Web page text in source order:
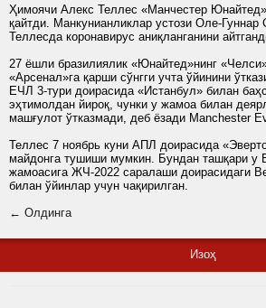
Ҳимоячи Алекс Теллес «Манчестер
қайтди. Манкунианликлар устози Оле-
Теллесда коронавирус аниқланганини
27 ёшли бразилиялик «Юнайтед»нинг
«Арсенал»га қарши сўнгги учта ўйинини
ЕЧЛ 3-тури доирасида «Истанбул» билан
эҳтимолдан йироқ, чунки у жамоа билан
машғулот ўтказмади, деб ёзади Manchester
Теллес 7 ноябрь куни АПЛ доирасида
майдонга тушиши мумкин. Бундан ташқари у
жамоасига ЖЧ-2022 саралаши доирасидаги
билан ўйинлар учун чақирилган.
← Олдинга
Изоҳ